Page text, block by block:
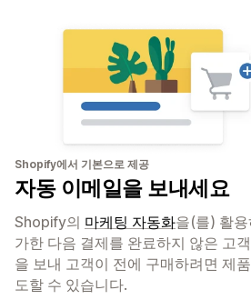
Shopify에서 기본으로 제공
자동 이메일을 보내세요
Shopify의 마케팅 자동화을(를) 활
가한 다음 결제를 완료하지 않은 고
을 보내 고객이 전에 구매하려면 제
도할 수 있습니다.